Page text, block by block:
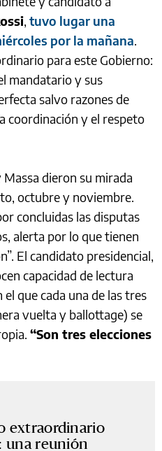
, tuvo lugar una
por la mañana.
para este Gobierno:
mandatario y sus
salvo razones de
coordinación y el respeto
dieron su mirada
octubre y noviembre.
concluidas las disputas
alerta por lo que tienen
El candidato presidencial,
capacidad de lectura
que cada una de las tres
vuelta y ballottage) se
“Son tres elecciones
extraordinario
una reunión